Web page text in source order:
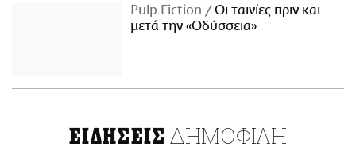
Pulp Fiction
Οι ταινίες πριν και
μετά την «Οδύσσεια»
ΕΙΔΗΣΕΙΣ ΔΗΜΟΦΙΛΗ